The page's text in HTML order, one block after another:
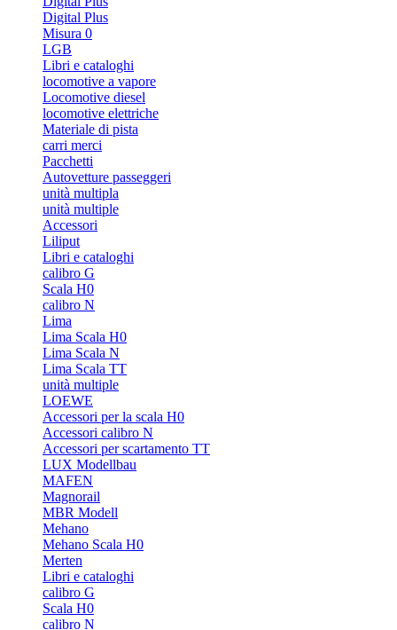
Digital Plus
Misura 0
LGB
Libri e cataloghi
locomotive a vapore
Locomotive diesel
locomotive elettriche
Materiale di pista
carri merci
Pacchetti
Autovetture passeggeri
unità multipla
unità multiple
Accessori
Liliput
Libri e cataloghi
calibro G
Scala H0
calibro N
Lima
Lima Scala H0
Lima Scala N
Lima Scala TT
unità multiple
LOEWE
Accessori per la scala H0
Accessori calibro N
Accessori per scartamento TT
LUX Modellbau
MAFEN
Magnorail
MBR Modell
Mehano
Mehano Scala H0
Merten
Libri e cataloghi
calibro G
Scala H0
calibro N